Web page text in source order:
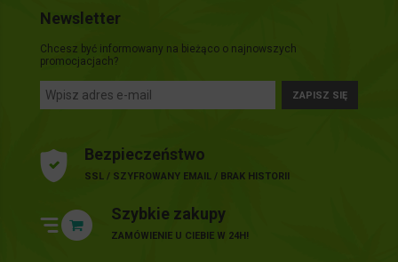
Newsletter
Chcesz być informowany na bieżąco o najnowszych
promocjacjach?
ZAPISZ SIĘ
Bezpieczeństwo
SSL / SZYFROWANY EMAIL / BRAK HISTORII
Szybkie zakupy
ZAMÓWIENIE U CIEBIE W 24H!